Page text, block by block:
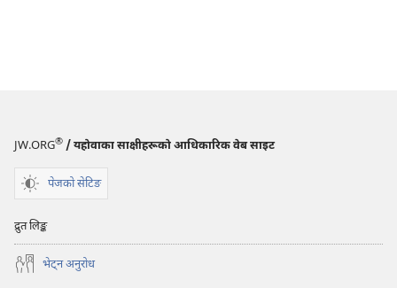
JW.ORG® / यहोवाका साक्षीहरूको आधिकारिक वेब साइट
पेजको सेटिङ
द्रुत लिङ्क
भेट्‌न अनुरोध